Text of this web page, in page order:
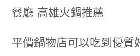
平價鍋物店可以吃到優質